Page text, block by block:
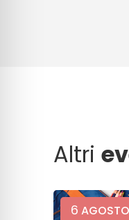
Altri
6 AGOSTO